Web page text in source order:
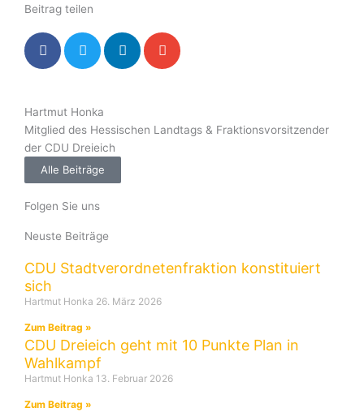
Beitrag teilen
Hartmut Honka
Mitglied des Hessischen Landtags & Fraktionsvorsitzender
der CDU Dreieich
Alle Beiträge
Folgen Sie uns
Neuste Beiträge
CDU Stadtverordnetenfraktion konstituiert
sich
Hartmut Honka 26. März 2026
Zum Beitrag »
CDU Dreieich geht mit 10 Punkte Plan in
Wahlkampf
Hartmut Honka 13. Februar 2026
Zum Beitrag »